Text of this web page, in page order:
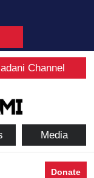
Channel
Media
Donate